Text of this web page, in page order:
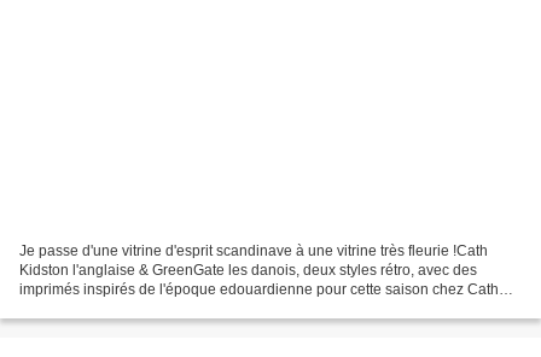
Je passe d'une vitrine d'esprit scandinave à une vitrine très fleurie !Cath
Kidston l'anglaise & GreenGate les danois, deux styles rétro, avec des
imprimés inspirés de l'époque edouardienne pour cette saison chez Cath